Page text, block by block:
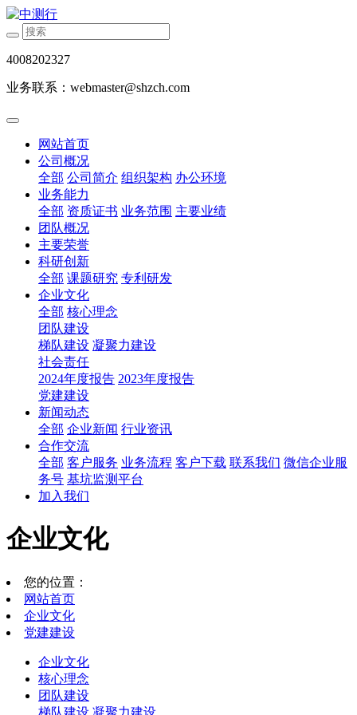
4008202327
业务联系：webmaster@shzch.com
网站首页
公司概况
全部 公司简介 组织架构 办公环境
业务能力
全部 资质证书 业务范围 主要业绩
团队概况
主要荣誉
科研创新
全部 课题研究 专利研发
企业文化
全部 核心理念
团队建设
梯队建设 凝聚力建设
社会责任
2024年度报告 2023年度报告
党建建设
新闻动态
全部 企业新闻 行业资讯
合作交流
全部 客户服务 业务流程 客户下载 联系我们 微信企业服
务号 基坑监测平台
加入我们
企业文化
您的位置：
网站首页
企业文化
党建建设
企业文化
核心理念
团队建设
梯队建设 凝聚力建设